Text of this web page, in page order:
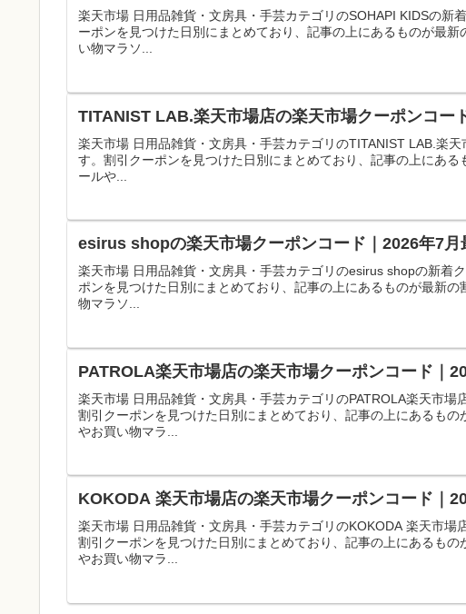
楽天市場 日用品雑貨・文房具・手芸カテゴリのSOHAPI KIDSの新
ーポンを見つけた日別にまとめており、記事の上にあるものが最
い物マラソ...
TITANIST LAB.楽天市場店の楽天市場クーポンコー
楽天市場 日用品雑貨・文房具・手芸カテゴリのTITANIST LAB.楽
す。割引クーポンを見つけた日別にまとめており、記事の上にあ
ールや...
esirus shopの楽天市場クーポンコード｜2026年7月
楽天市場 日用品雑貨・文房具・手芸カテゴリのesirus shopの新着
ポンを見つけた日別にまとめており、記事の上にあるものが最新
物マラソ...
PATROLA楽天市場店の楽天市場クーポンコード｜
楽天市場 日用品雑貨・文房具・手芸カテゴリのPATROLA楽天市場
割引クーポンを見つけた日別にまとめており、記事の上にあるも
やお買い物マラ...
KOKODA 楽天市場店の楽天市場クーポンコード｜
楽天市場 日用品雑貨・文房具・手芸カテゴリのKOKODA 楽天市場
割引クーポンを見つけた日別にまとめており、記事の上にあるも
やお買い物マラ...